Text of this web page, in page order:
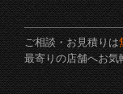
ご相談・お見積りは
最寄りの店舗へお気